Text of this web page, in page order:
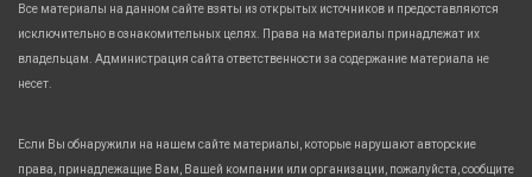
Все материалы на данном сайте взяты из открытых источников и предоставляются
исключительно в ознакомительных целях. Права на материалы принадлежат их
владельцам. Администрация сайта ответственности за содержание материала не
несет.
Если Вы обнаружили на нашем сайте материалы, которые нарушают авторские
права, принадлежащие Вам, Вашей компании или организации, пожалуйста, сообщите